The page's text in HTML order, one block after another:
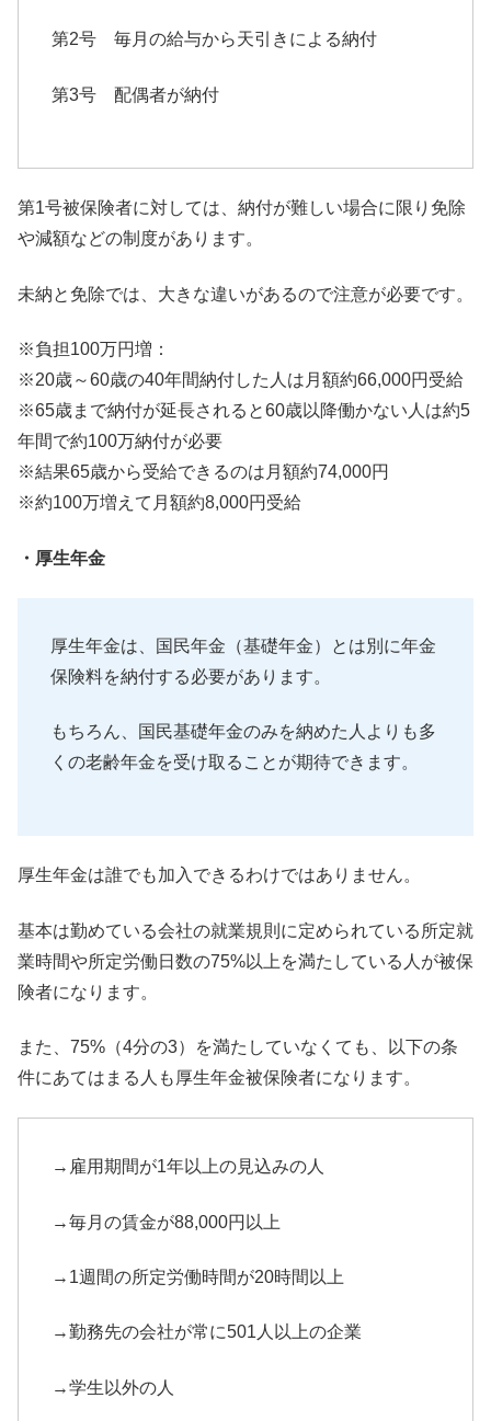
第2号 毎月の給与から天引きによる納付
第3号 配偶者が納付
第1号被保険者に対しては、 納付が難しい場合に限り免除
や減額などの制度があります。
未納と免除では、大きな違いがあるので注意が必要です。
※負担100万円増：
※20歳～60歳の40年間納付した人は月額約66,000円受給
※65歳まで納付が延長されると60歳以降働かない人は約5
年間で約100万納付が必要
※結果65歳から受給できるのは月額約74,000円
※約100万増えて月額約8,000円受給
・厚生年金
厚生年金は、国民年金（基礎年金）
とは別に年金
保険料を納付する必要があります。
もちろん、
国民基礎年金のみを納めた人よりも多
くの老齢年金を受け取ること が期待できます。
厚生年金は誰でも加入できるわけではありません。
基本は勤めている会社の就業規則に定められている所定就
業時間や所定労働日数の75%以上を満たしている人が被保
険者になります。
また、75%（4分の3）を満たしていなくても、
以下の条
件にあてはまる人も厚生年金被保険者になります。
→雇用期間が1年以上の見込みの人
→毎月の賃金が88,000円以上
→1週間の所定労働時間が20時間以上
→勤務先の会社が常に501人以上の企業
→学生以外の人